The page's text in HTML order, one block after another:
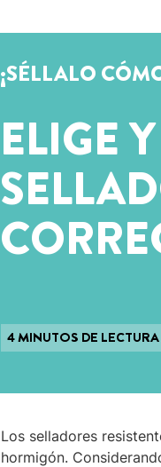
¡SÉLLALO
ELIGE
4 MINUTOS DE LECTURA
Los selladores
hormigón.